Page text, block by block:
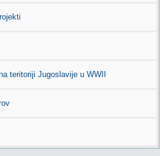
teritoriji Jugoslavije u WWII